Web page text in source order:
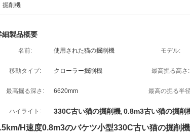
掘削機
細製品概要
名前: 使用された猫の掘削機 モデル:
移動タイプ: クローラー掘削機 最高掘る高さ:
最高掘る深さ: 6620mm 最高の掘る半
ハイライト: 330C古い猫の掘削機, 0.8m3古い猫の掘削
H速度0.8m3のバケツ小型330C古い猫の掘削機